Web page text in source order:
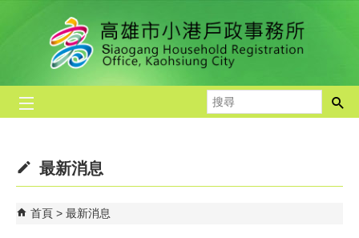
跳到主要內容區塊
尋
最新消息
首頁 最新消息